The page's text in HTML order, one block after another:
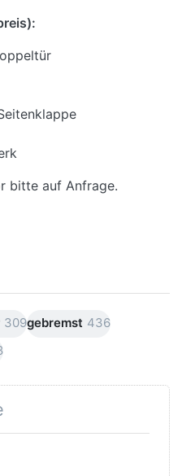
bitte auf Anfrage.
309gebremst 436